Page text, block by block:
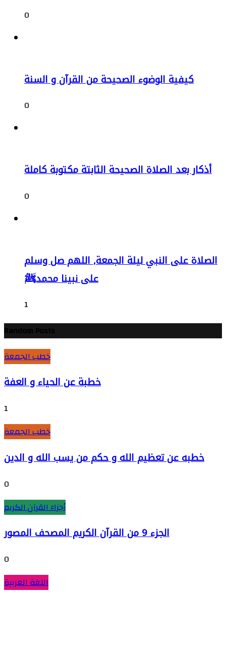
0
كيفية الوضوء الصحيحة من القرآن و السنة
0
أذكار بعد الصلاة الصحيحة الثابتة مكتوبة كاملة
0
الصلاة على النبي ليلة الجمعة, اللهم صل وسلم
على نبينا محمدﷺ
1
خطب الجمعة
خطبة عن الحياء و العفة
1
خطب الجمعة
خطبه عن تعظيم الله و حكم من يسب الله و الدين
0
أجزاء القرآن الكريم
الجزء 9 من القرآن الكريم المصحف المصور
0
اللغة العربية